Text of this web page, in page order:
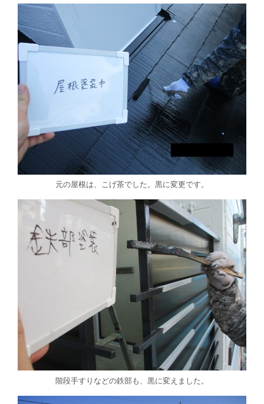
元の屋根は、こげ茶でした。黒に変更です。
階段手すりなどの鉄部も、黒に変えました。